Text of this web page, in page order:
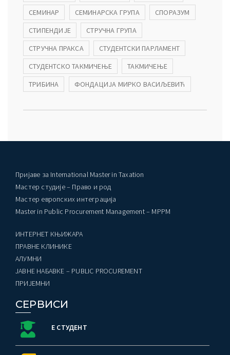
СЕМИНАР
СЕМИНАРСКА ГРУПА
СПОРАЗУМ
СТИПЕНДИЈЕ
СТРУЧНА ГРУПА
СТРУЧНА ПРАКСА
СТУДЕНТСКИ ПАРЛАМЕНТ
СТУДЕНТСКО ТАКМИЧЕЊЕ
ТАКМИЧЕЊЕ
ТРИБИНА
ФОНДАЦИЈА МИРКО ВАСИЉЕВИЋ
Пријаве за International Master in Taxation
Мастер студије – Право и род
Мастер европских интеграција
Master in Public Procurement Management – MPPM
ИНТЕРНЕТ КЊИЖАРА
ПРАВНЕ КЛИНИКЕ
AЛУМНИ
ЈАВНЕ НАБАВКЕ – PUBLIC PROCUREMENT
ПРИЈЕМНИ
СЕРВИСИ
Е СТУДЕНТ